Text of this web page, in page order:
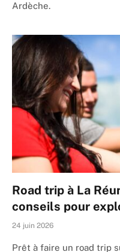
Ardèche.
Road trip à La
conseils pour
24 juin 2026
Prêt à faire un road trip